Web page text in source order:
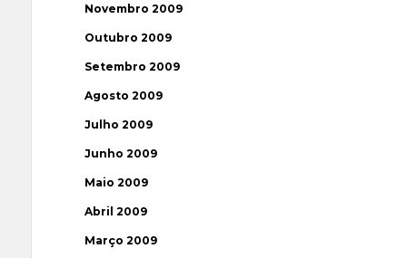
Novembro 2009
Outubro 2009
Setembro 2009
Agosto 2009
Julho 2009
Junho 2009
Maio 2009
Abril 2009
Março 2009